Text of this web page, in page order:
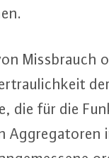
die für die